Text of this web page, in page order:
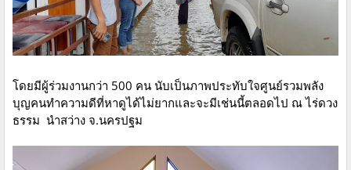
โดยมีผู้ร่วมงานกว่า 500 คน นับเป็นภาพประทับใจศูนย์รวมพลัง
บุญคนทำความดีที่หาดูได้ไม่ยากและจะมีเช่นนี้ตลอดไป ณ ไร่ดวง
ธรรม นำสว่าง จ.นครปฐม